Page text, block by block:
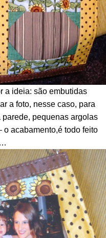
a ideia: são embutidas
a foto, nesse caso, para
pequenas argolas
o acabamento,é todo feito